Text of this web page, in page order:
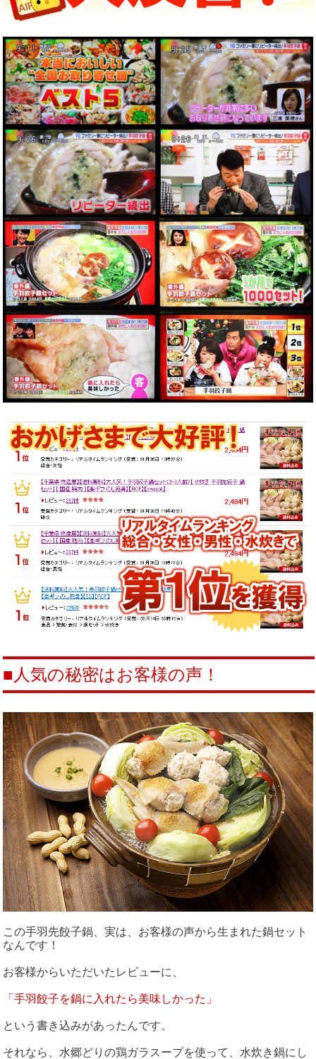
■人気の秘密はお客様の声！
この手羽先餃子鍋、実は、お客様の声から生まれた鍋セット
なんです！
お客様からいただいたレビューに、
「手羽餃子を鍋に入れたら美味しかった」
という書き込みがあったんです。
それなら、水郷どりの鶏ガラスープを使って、水炊き鍋にし